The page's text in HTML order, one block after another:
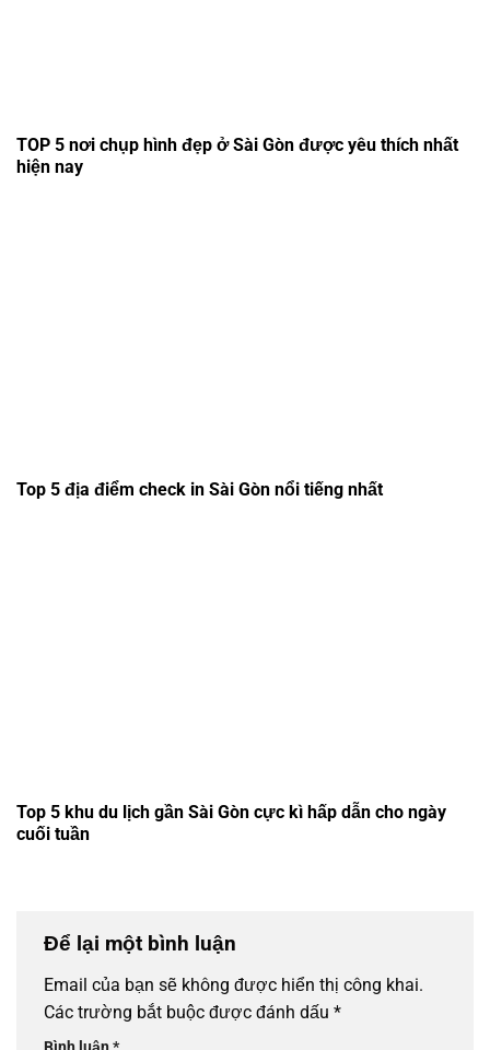
TOP 5 nơi chụp hình đẹp ở Sài Gòn được yêu thích nhất
hiện nay
Top 5 địa điểm check in Sài Gòn nổi tiếng nhất
Top 5 khu du lịch gần Sài Gòn cực kì hấp dẫn cho ngày
cuối tuần
Để lại một bình luận
Email của bạn sẽ không được hiển thị công khai.
Các trường bắt buộc được đánh dấu *